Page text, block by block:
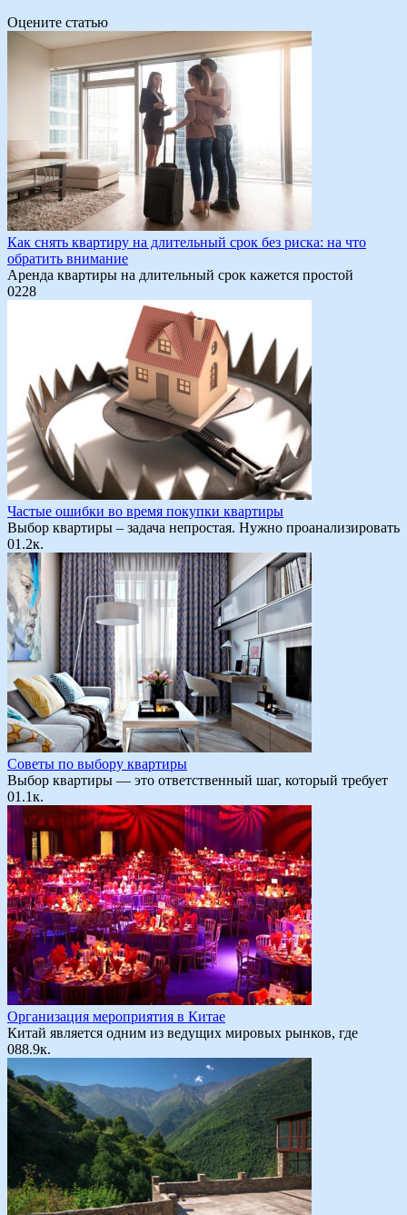
Оцените статью
Как снять квартиру на длительный срок без риска: на что
обратить внимание
Аренда квартиры на длительный срок кажется простой
0228
Частые ошибки во время покупки квартиры
Выбор квартиры – задача непростая. Нужно проанализировать
01.2к.
Советы по выбору квартиры
Выбор квартиры — это ответственный шаг, который требует
01.1к.
Организация мероприятия в Китае
Китай является одним из ведущих мировых рынков, где
088.9к.